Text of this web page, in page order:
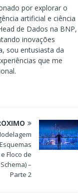
por explorar o
artificial e ciência
de Dados na BNP,
inovações
sou entusiasta da
que me
Floco de
–
Parte 2